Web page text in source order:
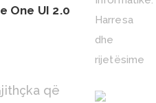
One UI 2.0